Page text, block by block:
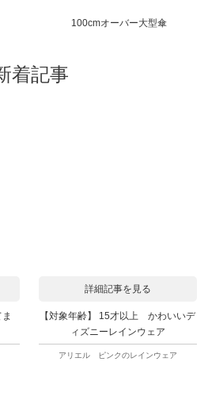
100cmオーバー大型傘
着記事
詳細記事を見る
【対象年齢】 15才以上 かわいいデ
ィズニーレインウェア
アリエル ピンクのレインウェア